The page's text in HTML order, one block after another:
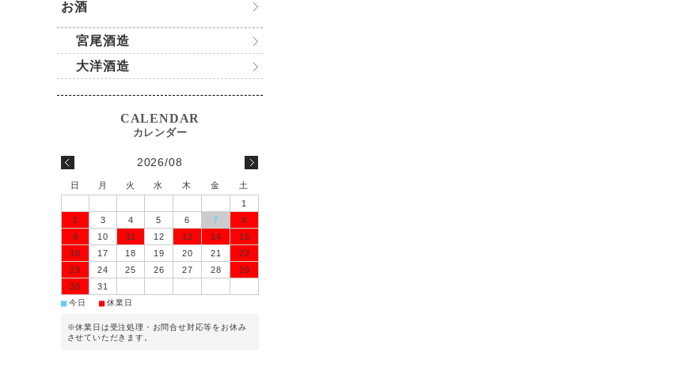
お酒
宮尾酒造
大洋酒造
2026/08
日 月 火 水 木 金
土
1
2
3 4 5 6 7
8
9
10 11 12 13 14
15
16
17 18 19 20 21
22
23
24 25 26 27 28
29
30
31
■今日 ■ 休業日
※休業日は受注処理・お問合せ対応等をお休み
させていただきます。